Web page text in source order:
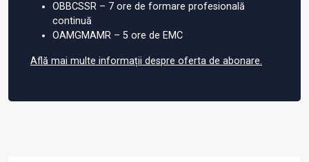
OBBCSSR – 7 ore de formare profesională
continuă
OAMGMAMR – 5 ore de EMC
Află mai multe informații despre oferta de abonare.